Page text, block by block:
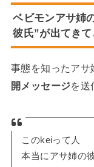
ベビモンアサ姉
彼氏”が出てきて
事態を知ったア
開メッセージを送
このkeiって人
本当にアサ姉の